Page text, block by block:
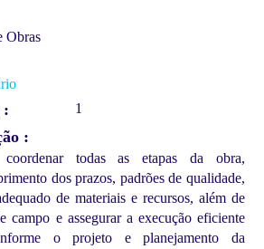
Obras
1
coordenar todas as etapas da obra,
dos prazos, padrões de qualidade,
de materiais e recursos, além de
campo e assegurar a execução eficiente
o projeto e planejamento da